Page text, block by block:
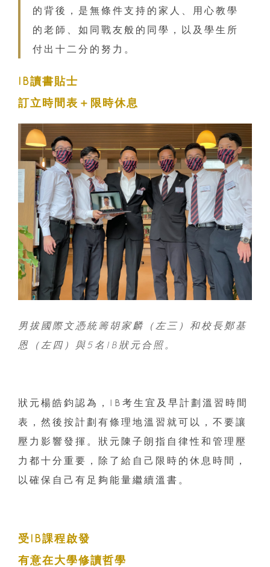
的背後，是無條件支持的家人、用心教學
的老師、如同戰友般的同學，以及學生所
付出十二分的努力。
IB讀書貼士
訂立時間表＋限時休息
男拔國際文憑統籌胡家麟（左三）和校長鄭基
恩（左四）與5名IB狀元合照。
狀元楊皓鈞認為，IB考生宜及早計劃溫習時間
表，然後按計劃有條理地溫習就可以，不要讓
壓力影響發揮。狀元陳子朗指自律性和管理壓
力都十分重要，除了給自己限時的休息時間，
以確保自己有足夠能量繼續溫書。
受IB課程啟發
有意在大學修讀哲學